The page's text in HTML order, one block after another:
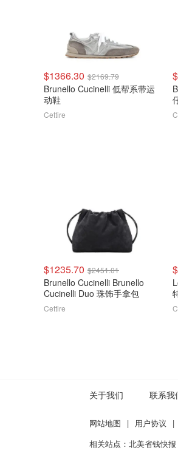
$1366.30 $2169.79
Brunello Cucinelli 低帮系带运
动鞋
Cettire
$1235.70 $2451.01
Brunello Cucinelli Brunello
Cucinelli Duo 珠饰手拿包
Cettire
关于我们 联系我
网站地图 | 用户协议 |
相关站点： 北美省钱快报